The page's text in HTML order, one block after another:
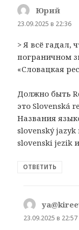
Юрий
23.09.2025 в 22:36
> Я всё гадал,
пограничном
«Словацкая
Должно быть
это Slovenská
Названия
slovenský
slovenski jezik
ОТВЕТИТЬ
23.09.2025 в 22:57